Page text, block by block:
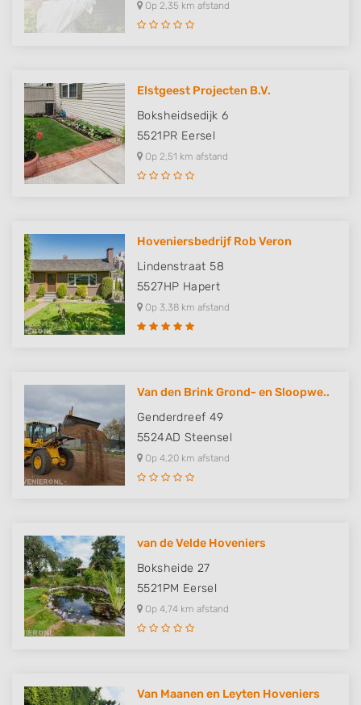
Op 2,35 km afstand
Elstgeest Projecten B.V.
Boksheidsedijk 6
5521PR Eersel
Op 2,51 km afstand
Hoveniersbedrijf Rob Veron
Lindenstraat 58
5527HP Hapert
Op 3,38 km afstand
Van den Brink Grond- en Sloopwe..
Genderdreef 49
5524AD Steensel
Op 4,20 km afstand
van de Velde Hoveniers
Boksheide 27
5521PM Eersel
Op 4,74 km afstand
Van Maanen en Leyten Hoveniers